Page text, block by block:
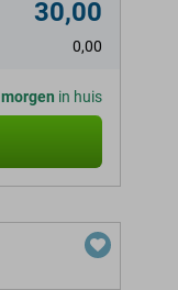
30,00
0,00
morgen in huis